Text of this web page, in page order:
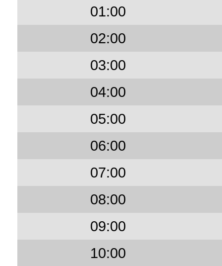
01:00
02:00
03:00
04:00
05:00
06:00
07:00
08:00
09:00
10:00